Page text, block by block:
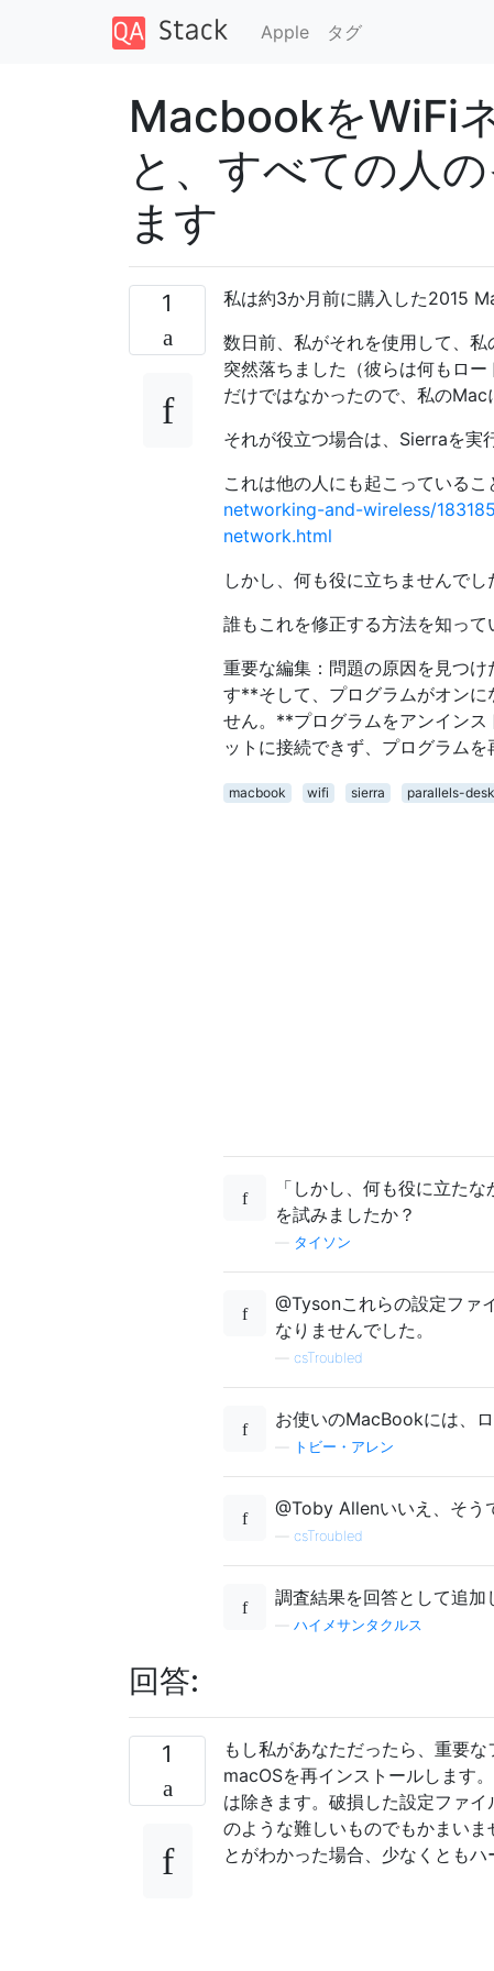
Apple タグ
MacbookをWiFi
と、すべての人
ます
1
私は約3か月前に購入した2015
数日前、私がそれを使用して、
突然落ちました（彼らは何もロ
だけではなかったので、私のMac
それが役立つ場合は、Sierraを実
これは他の人にも起こっているこ
networking-and-wireless/
network.html
しかし、何も役に立ちませんでし
誰もこれを修正する方法を知って
重要な編集：問題の原因を見つ
す**そして、プログラムがオンに
せん。**プログラムをアンイン
ットに接続できず、プログラム
macbook wifi sierra parallels-
「しかし、何も役に立た
を試みましたか？
タイソン
@Tysonこれらの設定ファ
なりませんでした。
csTroubled
お使いのMacBookには、
トビー・アレン
@Toby Allenいいえ、そう
csTroubled
調査結果を回答として追加
ハイメサンタクルス
回答:
1
もし私があなただったら、重要
macOSを再インストールします
は除きます。破損した設定ファ
のような難しいものでもかまい
とがわかった場合、少なくともハ